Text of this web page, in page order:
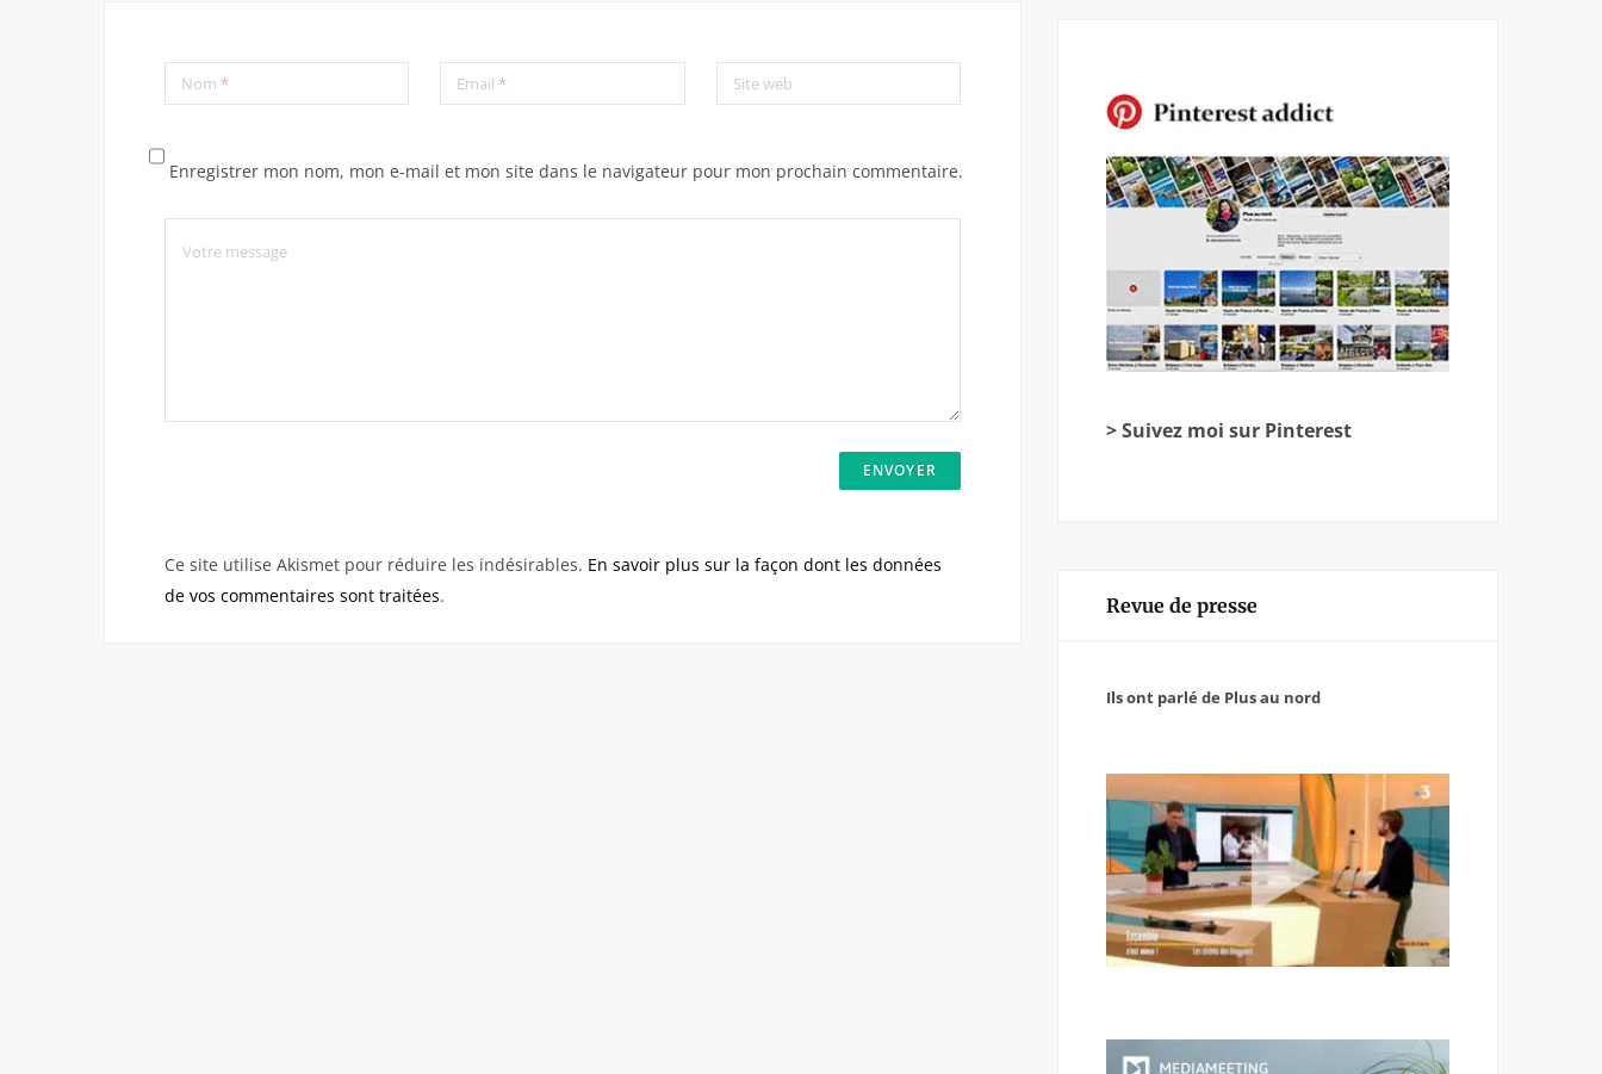
Nom * Email* Site web
Enregistrer mon nom, mon e-mail et mon site dans le navigateur pour mon prochain commentaire.
Ce site utilise Akismet pour réduire les indésirables. En savoir plus sur la façon dont les données
de vos commentaires sont traitées.
> Suivez moi sur Pinterest
Revue de presse
Ils ont parlé de Plus au nord